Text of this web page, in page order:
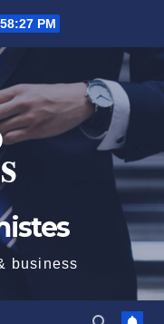
PM
business